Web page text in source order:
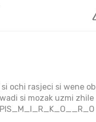
ochi rasjeci si wene ob
si mozak uzmi zhile